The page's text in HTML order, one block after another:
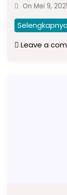
On Mei 9,
Leave a